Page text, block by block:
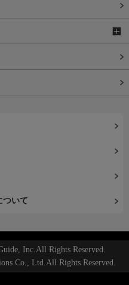
ついて
Inc.All Rights Reserved.
Co., Ltd.All Rights Reserved.